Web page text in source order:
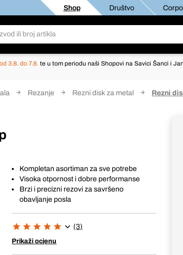
Shop Društvo
od 3.8. do 7.8. te u tom periodu naši Shopovi na Savici Šanci i
Rezanje Rezni disk za metal Rezni
Kompletan asortiman za sve potrebe
Visoka otpornost i dobre performanse
Brzi i precizni rezovi za savršeno
obavljanje posla
(3)
Prikaži ocjenu